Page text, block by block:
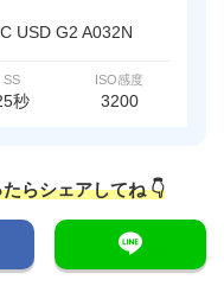
USD G2 A032N
SS
秒
ISO感度
3200
らシェアしてね 👇